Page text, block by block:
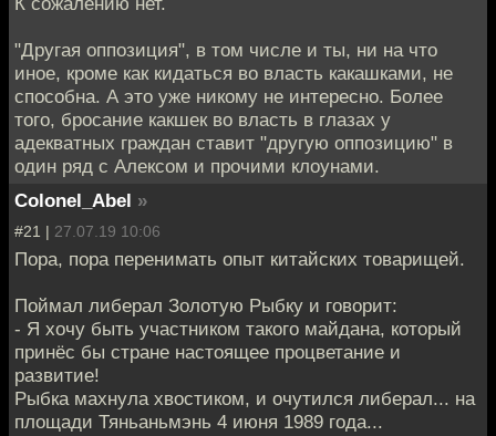
"Другая оппозиция", в том числе и ты, ни на что
иное, кроме как кидаться во власть какашками, не
способна. А это уже никому не интересно. Более
того, бросание какшек во власть в глазах у
адекватных граждан ставит "другую оппозицию" в
один ряд с Алексом и прочими клоунами.
Colonel_Abel »
#21 | 27.07.19 10:06
Пора, пора перенимать опыт китайских товарищей.
Поймал либерал Золотую Рыбку и говорит:
- Я хочу быть участником такого майдана, который
принёс бы стране настоящее процветание и
развитие!
Рыбка махнула хвостиком, и очутился либерал... на
площади Тяньаньмэнь 4 июня 1989 года...